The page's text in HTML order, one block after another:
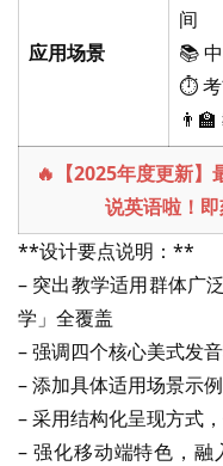
应用场景
间
📚
⏱️ 考
🔥【2025年度更新】
说英语啦！
**设计要点说明：**
– 突出教学适用群体广
学」全覆盖
– 强调四个核心美式发
– 添加具体适用场景示
– 采用结构化呈现方式
– 强化移动端特色，